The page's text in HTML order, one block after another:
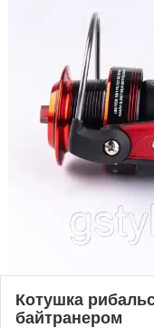
Котушка
байтранером